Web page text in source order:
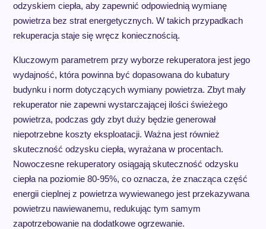
odzyskiem ciepła, aby zapewnić odpowiednią wymianę
powietrza bez strat energetycznych. W takich przypadkach
rekuperacja staje się wręcz koniecznością.
Kluczowym parametrem przy wyborze rekuperatora jest jego
wydajność, która powinna być dopasowana do kubatury
budynku i norm dotyczących wymiany powietrza. Zbyt mały
rekuperator nie zapewni wystarczającej ilości świeżego
powietrza, podczas gdy zbyt duży będzie generował
niepotrzebne koszty eksploatacji. Ważna jest również
skuteczność odzysku ciepła, wyrażana w procentach.
Nowoczesne rekuperatory osiągają skuteczność odzysku
ciepła na poziomie 80-95%, co oznacza, że znacząca część
energii cieplnej z powietrza wywiewanego jest przekazywana
powietrzu nawiewanemu, redukując tym samym
zapotrzebowanie na dodatkowe ogrzewanie.